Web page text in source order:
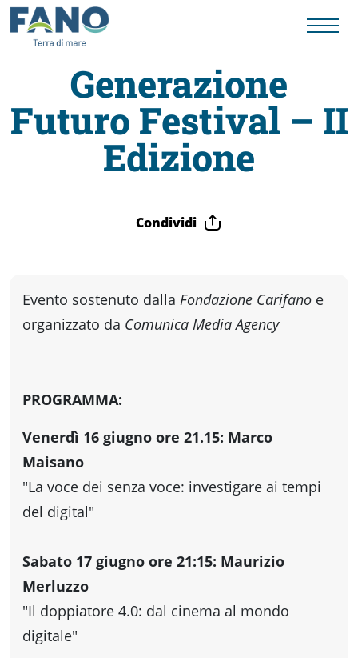
Fano
Visit
da
storici
Enogastronomia
Informazioni
Guide
Generazione
Futuro Festival – II
Edizione
Condividi
Evento sostenuto dalla Fondazione Carifano e
organizzato da Comunica Media Agency
PROGRAMMA:
Venerdì 16 giugno ore 21.15: Marco
Maisano
"La voce dei senza voce: investigare ai tempi
del digital"
Sabato 17 giugno ore 21:15: Maurizio
Merluzzo
"Il doppiatore 4.0: dal cinema al mondo
digitale"